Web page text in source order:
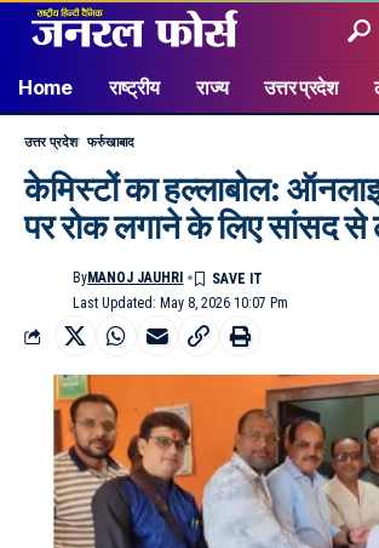
Home राष्ट्रीय राज्य उत्तर प्रदेश
उत्तर प्रदेश फर्रुखाबाद
केमिस्टों का हल्लाबोल:
पर रोक लगाने के लिए सांसद से
Last Updated: May 8, 2026 10:07 Pm
ByMANOJ JAUHRI